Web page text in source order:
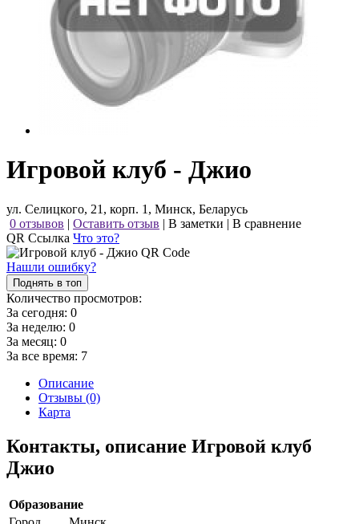
Игровой клуб - Джио
ул. Селицкого, 21, корп. 1, Минск, Беларусь
0 отзывов | Оставить отзыв | В заметки | В сравнение
QR Ссылка Что это?
Нашли ошибку?
Поднять в топ
Количество просмотров:
За сегодня: 0
За неделю: 0
За месяц: 0
За все время: 7
Описание
Отзывы (0)
Карта
Контакты, описание Игровой клуб
Джио
Образование